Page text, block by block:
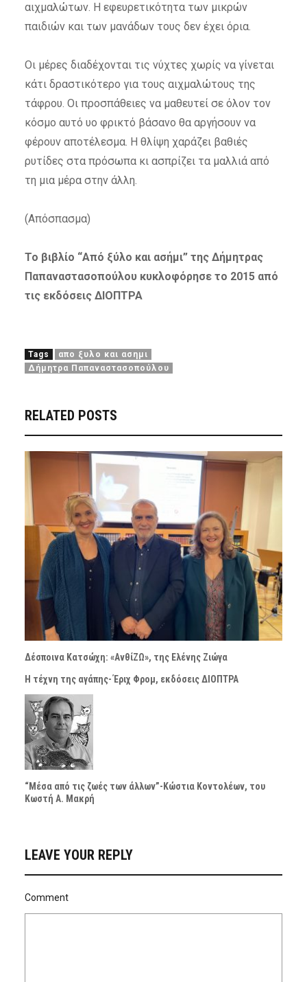
αιχμαλώτων. Η εφευρετικότητα των μικρών
παιδιών και των μανάδων τους δεν έχει όρια.
Οι μέρες διαδέχονται τις νύχτες χωρίς να γίνεται
κάτι δραστικότερο για τους αιχμαλώτους της
τάφρου. Οι προσπάθειες να μαθευτεί σε όλον τον
κόσμο αυτό υο φρικτό βάσανο θα αργήσουν να
φέρουν αποτέλεσμα. Η θλίψη χαράζει βαθιές
ρυτίδες στα πρόσωπα κι ασπρίζει τα μαλλιά από
τη μια μέρα στην άλλη.
(Απόσπασμα)
Το βιβλίο “Από ξύλο και ασήμι” της Δήμητρας
Παπαναστασοπούλου κυκλοφόρησε το 2015 από
τις εκδόσεις ΔΙΟΠΤΡΑ
Tags
απο ξυλο και ασημι
Δήμητρα Παπαναστασοπούλου
RELATED POSTS
Δέσποινα Κατσώχη: «ΑνθίΖΩ», της Ελένης Ζιώγα
Η τέχνη της αγάπης- Έριχ Φρομ, εκδόσεις ΔΙΟΠΤΡΑ
“Μέσα από τις ζωές των άλλων”-Κώστια Κοντολέων, του
Κωστή Α. Μακρή
LEAVE YOUR REPLY
Comment